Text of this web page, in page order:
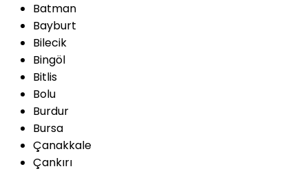
Batman
Bayburt
Bilecik
Bingöl
Bitlis
Bolu
Burdur
Bursa
Çanakkale
Çankırı